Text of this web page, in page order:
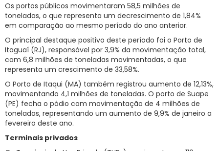
Os portos públicos movimentaram 58,5 milhões de
toneladas, o que representa um decrescimento de 1,84%
em comparação ao mesmo período do ano anterior.
O principal destaque positivo deste período foi o Porto de
Itaguaí (RJ), responsável por 3,9% da movimentação total,
com 6,8 milhões de toneladas movimentadas, o que
representa um crescimento de 33,58%.
O Porto de Itaqui (MA) também registrou aumento de 12,13%,
movimentando 4,1 milhões de toneladas. O porto de Suape
(PE) fecha o pódio com movimentação de 4 milhões de
toneladas, representando um aumento de 9,9% de janeiro a
fevereiro deste ano.
Terminais privados